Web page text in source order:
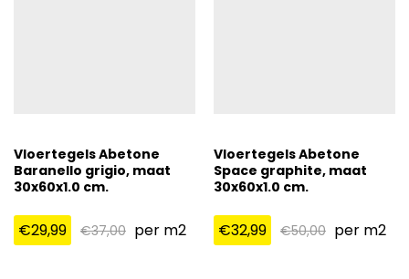
Vloertegels Abetone
Baranello grigio, maat
30x60x1.0 cm.
€29,99 €37,00 per m2
Vloertegels Abetone
Space graphite, maat
30x60x1.0 cm.
€32,99 €50,00 per m2